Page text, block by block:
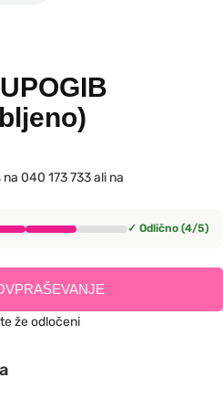
040 173 733 ali na
✓ Odlično (4/5)
že odločeni